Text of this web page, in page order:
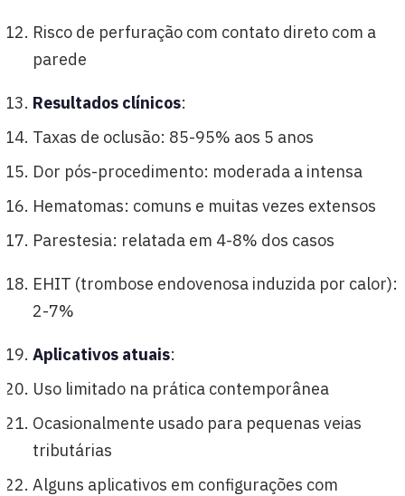
Risco de perfuração com contato direto com a
parede
Resultados clínicos:
Taxas de oclusão: 85-95% aos 5 anos
Dor pós-procedimento: moderada a intensa
Hematomas: comuns e muitas vezes extensos
Parestesia: relatada em 4-8% dos casos
EHIT (trombose endovenosa induzida por calor):
2-7%
Aplicativos atuais:
Uso limitado na prática contemporânea
Ocasionalmente usado para pequenas veias
tributárias
Alguns aplicativos em configurações com